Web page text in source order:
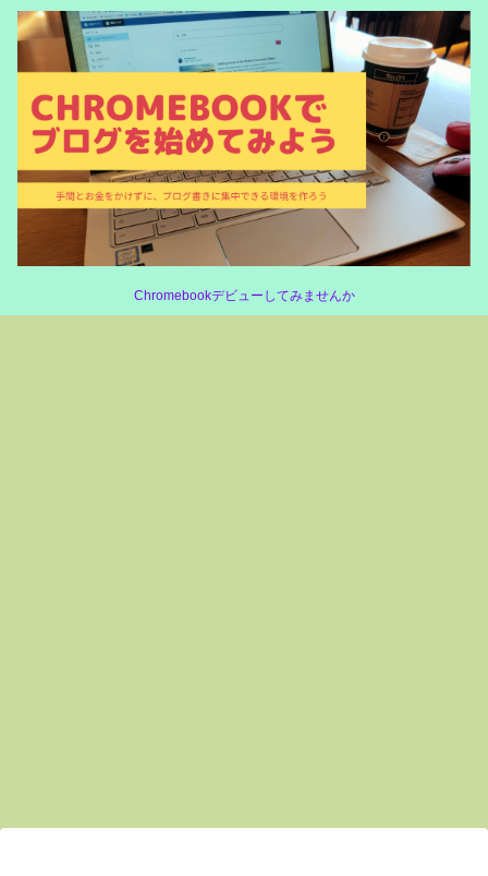
Chromebookデビューしてみませんか